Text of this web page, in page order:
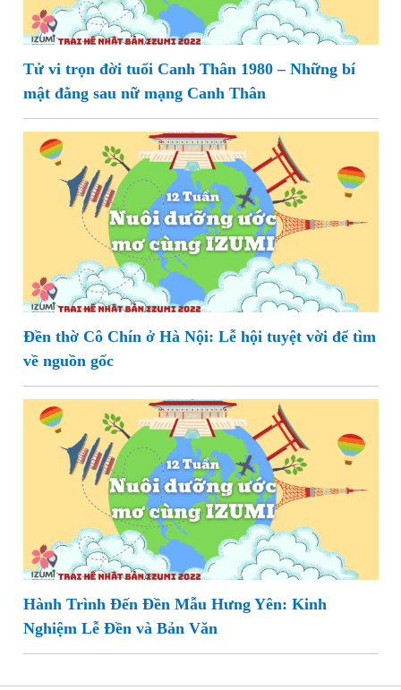
Tử vi trọn đời tuổi Canh Thân 1980 – Những bí
mật đằng sau nữ mạng Canh Thân
Đền thờ Cô Chín ở Hà Nội: Lễ hội tuyệt vời để tìm
về nguồn gốc
Hành Trình Đến Đền Mẫu Hưng Yên: Kinh
Nghiệm Lễ Đền và Bản Văn